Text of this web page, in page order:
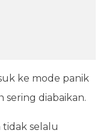
ke mode panik
sering diabaikan.
selalu